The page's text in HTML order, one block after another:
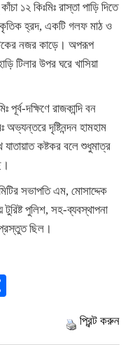
১২ কিঃমিঃ রাস্তা পাড়ি দিতে
হ্রদ, একটি গলফ মাঠ ও
নজর কাড়ে। অপরূপ
টিলার উপর ঘরে খাসিয়া
দক্ষিণে রাজকান্দি বন
অভ্যন্তরে দৃষ্টিনন্দন হামহাম
কষ্টকর বলে শুধুমাত্র
সভাপতি এম, মোসাদ্দেক
পুলিশ, সহ-ব্যবস্থাপনা
ছিল।
প্রিন্ট করুন